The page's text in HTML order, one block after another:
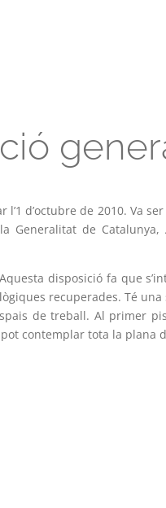
d’octubre de 2010. Va
de Catalunya,
disposició fa que
recuperades. Té
de treball. Al primer
contemplar tota la plana